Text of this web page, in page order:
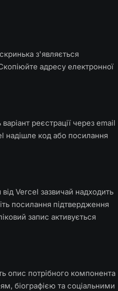
з'являється
адресу електронної
варіант реєстрації через email
надішле код або посилання
Vercel зазвичай надходить
посилання підтвердження
запис активується
опис потрібного компонента
біографією та соціальними